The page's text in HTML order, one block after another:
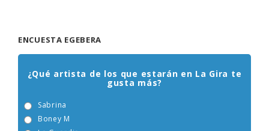
ENCUESTA EGEBERA
¿Qué artista de los que estarán en La Gira te
gusta más?
Boney M